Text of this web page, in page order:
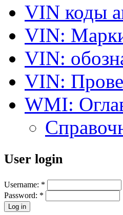
VIN коды
VIN:
VIN:
VIN:
WMI:
User login
Username: *
Password: *